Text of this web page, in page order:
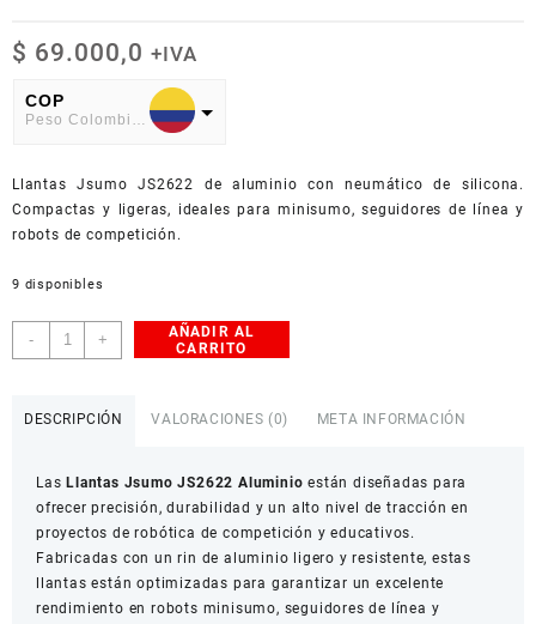
$ 69.000,0 +IVA
COP
Peso Colombiano
American Dollar
Llantas Jsumo JS2622 de aluminio con neumático de silicona.
Compactas y ligeras, ideales para minisumo, seguidores de línea y
robots de competición.
9 disponibles
-
Llantas
Jsumo
Aluminio
para
Robots
Minisumo
cantidad
+
AÑADIR AL
CARRITO
DESCRIPCIÓN VALORACIONES (0) META INFORMACIÓN
Las Llantas Jsumo JS2622 Aluminio están diseñadas para
ofrecer precisión, durabilidad y un alto nivel de tracción en
proyectos de robótica de competición y educativos.
Fabricadas con un rin de aluminio ligero y resistente, estas
llantas están optimizadas para garantizar un excelente
rendimiento en robots minisumo, seguidores de línea y